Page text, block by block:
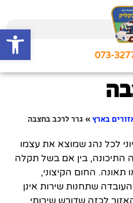
פתח
073-
בארץ » גרר לרכב בחצבה
לכל נהג שמוצא את עצמו
התיכונה, בין אם בשל תקלה
תאונה. החום הקיצוני,
שתחנות שירות אינן